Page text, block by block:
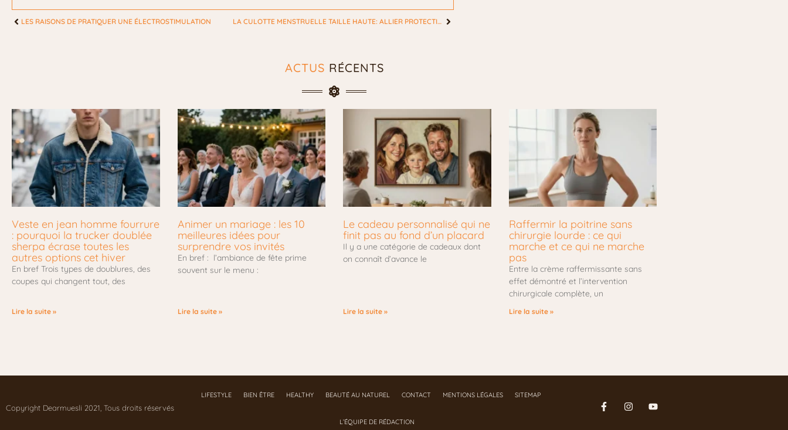
LES RAISONS DE PRATIQUER UNE ÉLECTROSTIMULATION LA CULOTTE MENSTRUELLE TAILLE HAUTE: ALLIER PROTECTION ET CONFORT
ACTUS RÉCENTS
Veste en jean homme fourrure
: pourquoi la trucker doublée
sherpa écrase toutes les
autres options cet hiver
En bref Trois types de doublures, des
coupes qui changent tout, des
Lire la suite »
Animer un mariage : les 10
meilleures idées pour
surprendre vos invités
En bref : l’ambiance de fête prime
souvent sur le menu :
Lire la suite »
Le cadeau personnalisé qui ne
finit pas au fond d’un placard
Il y a une catégorie de cadeaux dont
on connaît d’avance le
Lire la suite »
Raffermir la poitrine sans
chirurgie lourde : ce qui
marche et ce qui ne marche
pas
Entre la crème raffermissante sans
effet démontré et l’intervention
chirurgicale complète, un
Lire la suite »
Copyright Dearmuesli 2021, Tous droits réservés
LIFESTYLE BIEN ÊTRE HEALTHY BEAUTÉ AU NATUREL CONTACT MENTIONS LÉGALES SITEMAP
L’ÉQUIPE DE RÉDACTION